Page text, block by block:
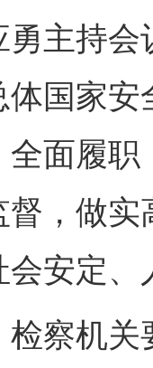
主持
国家
全面履
督，做
安定、
机关